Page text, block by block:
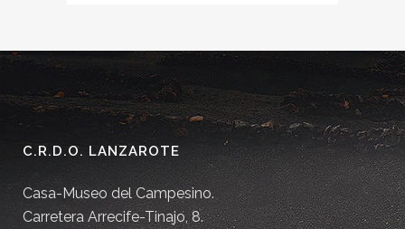
C.R.D.O. LANZAROTE
Casa-Museo del Campesino.
Carretera Arrecife-Tinajo, 8.